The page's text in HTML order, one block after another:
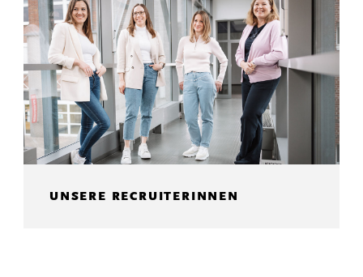
UNSERE RECRUITERINNEN